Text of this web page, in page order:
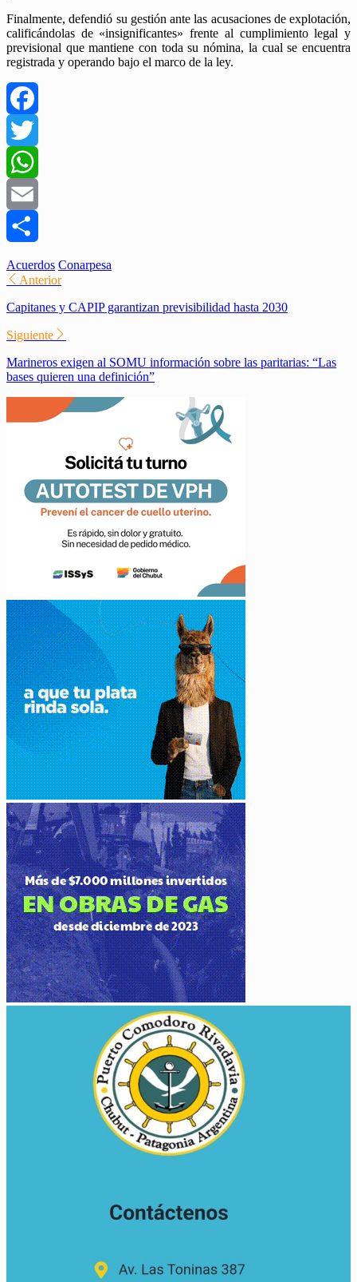
Finalmente, defendió su gestión ante las acusaciones de explotación,
calificándolas de «insignificantes» frente al cumplimiento legal y
previsional que mantiene con toda su nómina, la cual se encuentra
registrada y operando bajo el marco de la ley.
Facebook
Twitter
WhatsApp
Email
Compartir
Acuerdos Conarpesa
Anterior
Capitanes y CAPIP garantizan previsibilidad hasta 2030
Siguiente
Marineros exigen al SOMU información sobre las paritarias: “Las
bases quieren una definición”